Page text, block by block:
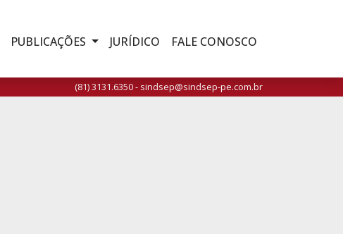
PUBLICAÇÕES JURÍDICO FALE CONOSCO
(81) 3131.6350 - sindsep@sindsep-pe.com.br